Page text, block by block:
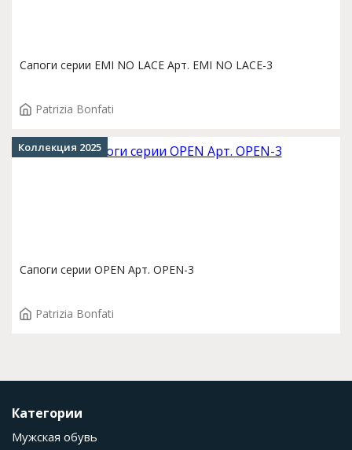
Сапоги серии EMI NO LACE Арт. EMI NO LACE-3
Patrizia Bonfati
Сапоги серии OPEN Арт. OPEN-3
Patrizia Bonfati
Коллекция 2025
Категории
Мужская обувь